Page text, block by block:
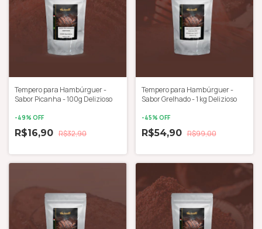
Tempero para Hambúrguer -
Sabor Picanha - 100g Delizioso
-49% OFF
R$16,90 R$32,90
Tempero para Hambúrguer -
Sabor Grelhado - 1 kg Delizioso
-45% OFF
R$54,90 R$99,00